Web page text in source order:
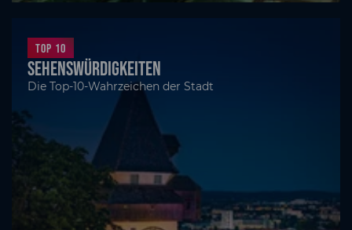
Top 10
Sehenswürdigkeiten
Die Top-10-Wahrzeichen der Stadt